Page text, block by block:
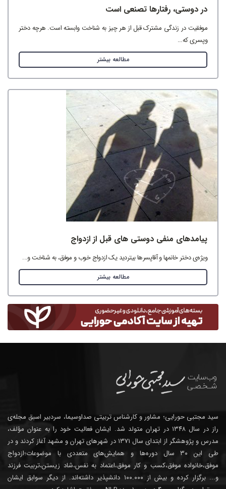
در دوستی، رفتارها تصنعی است
موفقیت در زندگی مشترک قبل از هر چیز به شناخت وابسته است. هرچه دختر
وپسری که...
مطالعه بیشتر
پیامدهای منفی دوستی های قبل از ازدواج
ویژه‌ی دختر خانم‎ها و آقاپسرها بی‎تردید یک ازدواج خوب و موفق، به شناخت و...
مطالعه بیشتر
سید مجتبی حورایی؛ مشاور و کارشناس تربیتی صداوسیما، سردبیر اسبق مجله‌ی
راز در سال ۱۳۴۸ در تهران متولد شد. ایشان فعالیت خود را به عنوان مؤلف،
مدرس و پژوهشگر از ابتدای سال ۱۳۷۱ در شهرهای تهران و مشهد آغاز کردند و در
طی این ۳۰ سال دوره‌ها و همایش‌های متعددی با موضوعات؛ازدواج
موفق،خانواده موفق،کسب و کار موفق،اعتماد به نفس،شاد زیستن،تربیت فرزند
و... برگزار کرده و بیش از ۱۰۰.۰۰۰ دانشپذیر داشته‌اند. از دیگر سوابق ایشان